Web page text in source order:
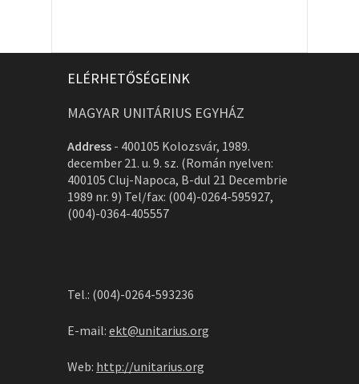
ELÉRHETŐSÉGEINK
MAGYAR UNITÁRIUS EGYHÁZ
Address - 400105 Kolozsvár, 1989.
december 21. u. 9. sz. (Román nyelven:
400105 Cluj-Napoca, B-dul 21 Decembrie
1989 nr. 9) Tel/fax: (004)-0264-595927,
(004)-0364-405557
Tel.: (004)-0264-593236
E-mail: ekt@unitarius.org
Web: http://unitarius.org